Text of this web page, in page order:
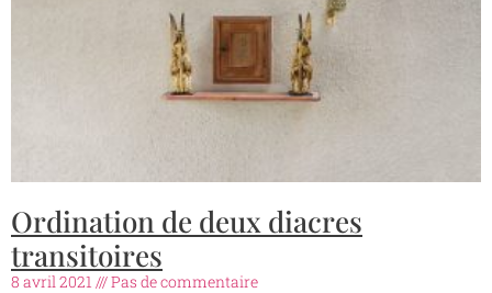
Ordination de deux diacres
transitoires
8 avril 2021 Pas de commentaire